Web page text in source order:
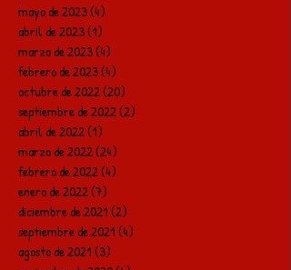
mayo de 2023(4)
abril de 2023(1)
marzo de 2023(4)
febrero de 2023(4)
octubre de 2022(20)
septiembre de 2022(2)
abril de 2022(1)
marzo de 2022(24)
febrero de 2022(4)
enero de 2022(7)
diciembre de 2021(2)
septiembre de 2021(4)
agosto de 2021(3)